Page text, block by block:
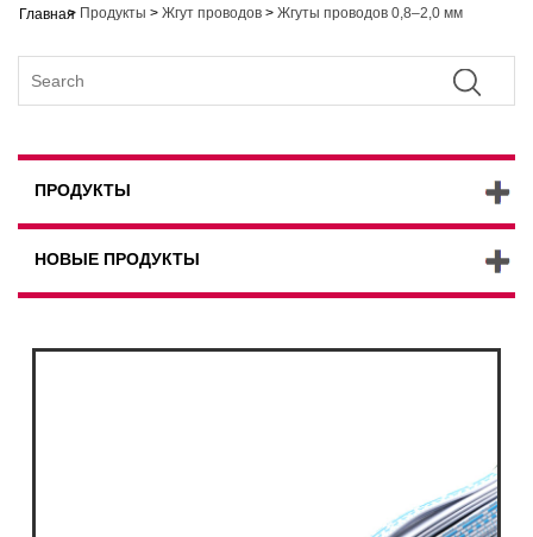
Главная
> Продукты > Жгут проводов > Жгуты проводов 0,8–2,0 мм
ПРОДУКТЫ
НОВЫЕ ПРОДУКТЫ